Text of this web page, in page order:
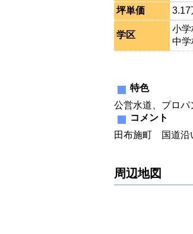
坪単価
3.17
学区
小
中
特色
公営水道、プロパ
コメント
田布施町 国道沿
周辺地図